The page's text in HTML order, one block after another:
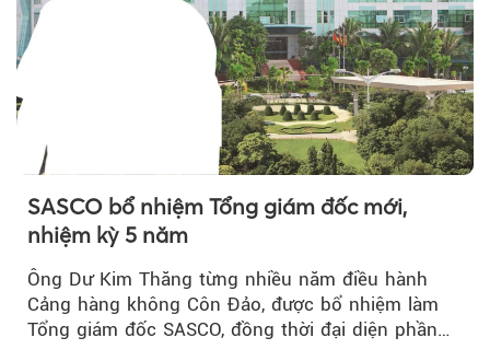
SASCO bổ nhiệm Tổng giám đốc mới,
nhiệm kỳ 5 năm
Ông Dư Kim Thăng từng nhiều năm điều hành
Cảng hàng không Côn Đảo, được bổ nhiệm làm
Tổng giám đốc SASCO, đồng thời đại diện phần